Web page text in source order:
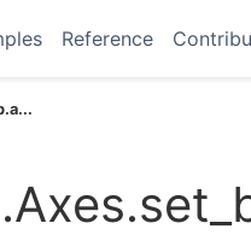
Reference